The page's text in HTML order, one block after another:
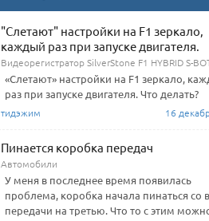
"Слетают" настройки на F1 зеркало,
каждый раз при запуске двигателя.
Видеорегистратор SilverStone F1 HYBRID S-
«Слетают» настройки на F1 зеркало,
раз при запуске двигателя. Что делать?
тидэжим 16
Пинается коробка передач
Автомобили
У меня в последнее время появилась
проблема, коробка начала пинаться со
передачи на третью. Что то с этим